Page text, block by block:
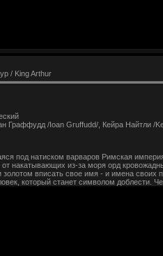
/ King Arthur
Граффудд /Ioan Gruffudd/, Кейра Найтли /
под натиском варваров Римская
накатывающих из-за моря орд
золотом вписать свое имя - и имена своих
который станет символом доблести.